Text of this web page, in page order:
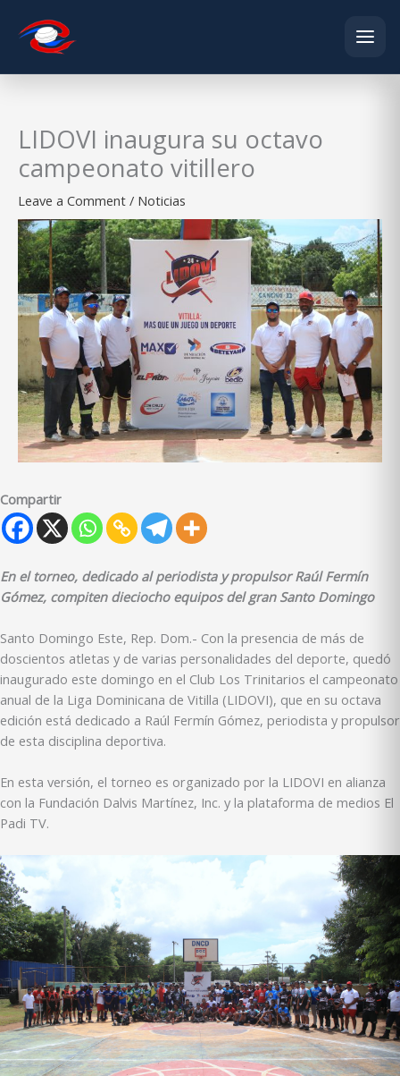
LIDOVI inaugura su octavo
campeonato vitillero
Leave a Comment / Noticias
Compartir
En el torneo, dedicado al periodista y propulsor Raúl Fermín
Gómez, compiten dieciocho equipos del gran Santo Domingo
Santo Domingo Este, Rep. Dom.- Con la presencia de más de
doscientos atletas y de varias personalidades del deporte, quedó
inaugurado este domingo en el Club Los Trinitarios el campeonato
anual de la Liga Dominicana de Vitilla (LIDOVI), que en su octava
edición está dedicado a Raúl Fermín Gómez, periodista y propulsor
de esta disciplina deportiva.
En esta versión, el torneo es organizado por la LIDOVI en alianza
con la Fundación Dalvis Martínez, Inc. y la plataforma de medios El
Padi TV.